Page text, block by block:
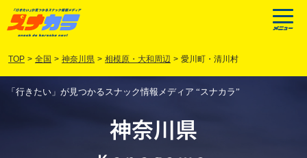
TOP > 全国 > 神奈川県 > 相模原・大和周辺 > 愛川町・清川村
「行きたい」が見つかるスナック情報メディア “スナカラ”
神奈川県